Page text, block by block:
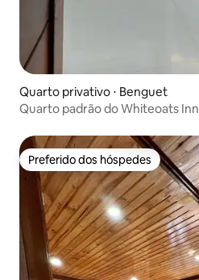
Quarto privativo ⋅ Benguet
Quarto padrão do Whiteoats Inn
Preferido dos hóspedes
Preferido dos hóspedes